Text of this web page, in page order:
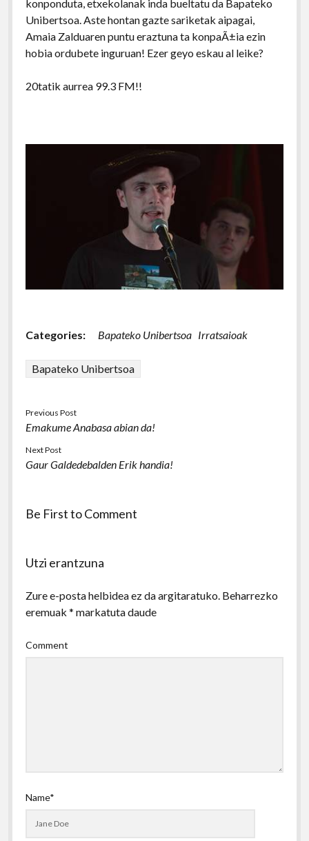
konponduta, etxekolanak inda bueltatu da Bapateko
Unibertsoa. Aste hontan gazte sariketak aipagai,
Amaia Zalduaren puntu eraztuna ta konpaÃ±ia ezin
hobia ordubete inguruan! Ezer geyo eskau al leike?
20tatik aurrea 99.3 FM!!
Categories: Bapateko Unibertsoa Irratsaioak
Bapateko Unibertsoa
Previous Post
Emakume Anabasa abian da!
Next Post
Gaur Galdedebalden Erik handia!
Be First to Comment
Utzi erantzuna
Zure e-posta helbidea ez da argitaratuko. Beharrezko
eremuak * markatuta daude
Comment
Name*